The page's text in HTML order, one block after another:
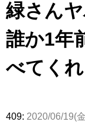
緑さん
誰か1年
べてくれ
409: 2020/06/19(